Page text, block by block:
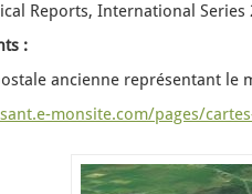
Reports, International Series
:
ancienne représentant le
monsite.com/pages/